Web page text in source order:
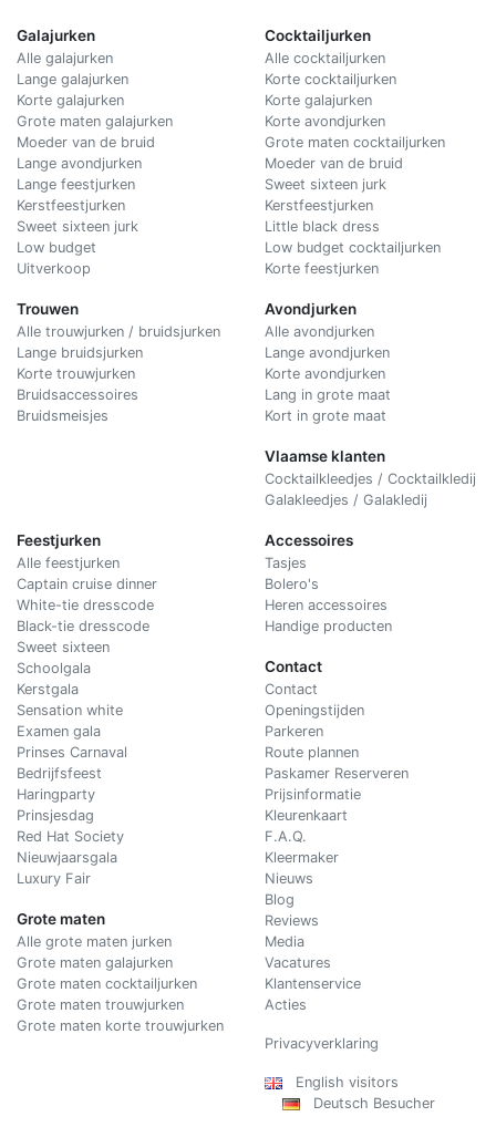
Galajurken
Alle galajurken
Lange galajurken
Korte galajurken
Grote maten galajurken
Moeder van de bruid
Lange avondjurken
Lange feestjurken
Kerstfeestjurken
Sweet sixteen jurk
Low budget
Uitverkoop
Trouwen
Alle trouwjurken / bruidsjurken
Lange bruidsjurken
Korte trouwjurken
Bruidsaccessoires
Bruidsmeisjes
Cocktailjurken
Alle cocktailjurken
Korte cocktailjurken
Korte galajurken
Korte avondjurken
Grote maten cocktailjurken
Moeder van de bruid
Sweet sixteen jurk
Kerstfeestjurken
Little black dress
Low budget cocktailjurken
Korte feestjurken
Avondjurken
Alle avondjurken
Lange avondjurken
Korte avondjurken
Lang in grote maat
Kort in grote maat
Vlaamse klanten
Cocktailkleedjes / Cocktailkledij
Galakleedjes / Galakledij
Feestjurken
Alle feestjurken
Captain cruise dinner
White-tie dresscode
Black-tie dresscode
Sweet sixteen
Schoolgala
Kerstgala
Sensation white
Examen gala
Prinses Carnaval
Bedrijfsfeest
Haringparty
Prinsjesdag
Red Hat Society
Nieuwjaarsgala
Luxury Fair
Grote maten
Alle grote maten jurken
Grote maten galajurken
Grote maten cocktailjurken
Grote maten trouwjurken
Grote maten korte trouwjurken
Accessoires
Tasjes
Bolero's
Heren accessoires
Handige producten
Contact
Contact
Openingstijden
Parkeren
Route plannen
Paskamer Reserveren
Prijsinformatie
Kleurenkaart
F.A.Q.
Kleermaker
Nieuws
Blog
Reviews
Media
Vacatures
Klantenservice
Acties
Privacyverklaring
English visitors
Deutsch Besucher